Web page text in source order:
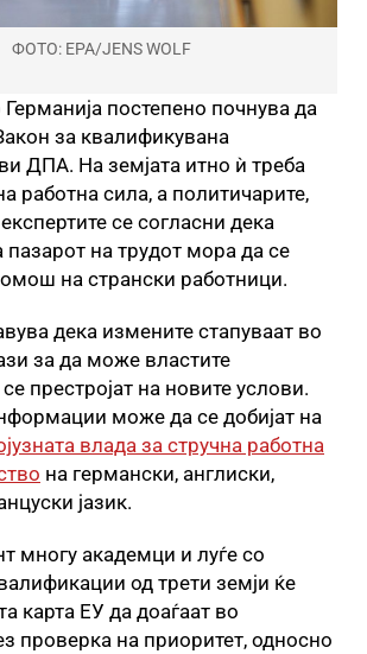
ФОТО: EPA/JENS WOLF
постепено почнува да
за квалификувана
ДПА. На земјата итно ѝ треба
работна сила, а политичарите,
се согласни дека
пазарот на трудот мора да се
на странски работници.
дека измените стапуваат во
за да може властите
престројат на новите услови.
може да се добијат на
влада за стручна работна
на германски, англиски,
јазик.
многу академци и луѓе со
од трети земји ќе
карта ЕУ да доаѓаат во
проверка на приоритет, односно